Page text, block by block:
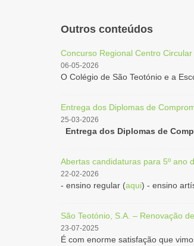
Outros conteúdos
Concurso Regional Centro Circular
06-05-2026
O Colégio de São Teotónio e a
Entrega dos Diplomas de
25-03-2026
Entrega dos Diplomas de
Abertas candidaturas para 5º ano
22-02-2026
- ensino regular (aqui) - ensino
São Teotónio, S.A. – Renovação
23-07-2025
É com enorme satisfação que